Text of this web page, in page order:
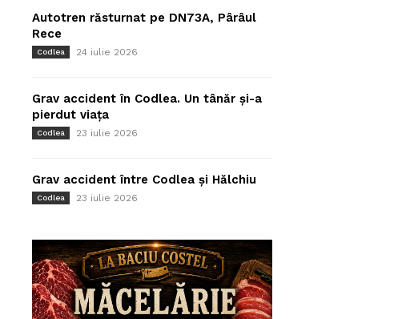
Autotren răsturnat pe DN73A, Pârâul
Rece
Codlea 24 iulie 2026
Grav accident în Codlea. Un tânăr și-a
pierdut viața
Codlea 23 iulie 2026
Grav accident între Codlea și Hălchiu
Codlea 23 iulie 2026